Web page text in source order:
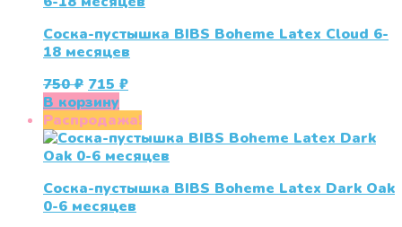
Соска-пустышка BIBS Boheme Latex Cloud 6-
18 месяцев
750₽ Первоначальная
цена
составляла
750 ₽.
715 ₽Текущая
715 ₽.
В корзину
Распродажа!
Соска-пустышка BIBS Boheme Latex Dark Oak
0-6 месяцев